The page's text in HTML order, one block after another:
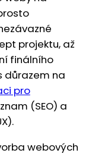
projektu, až
finálního
důrazem na
pro
(SEO) a
webových